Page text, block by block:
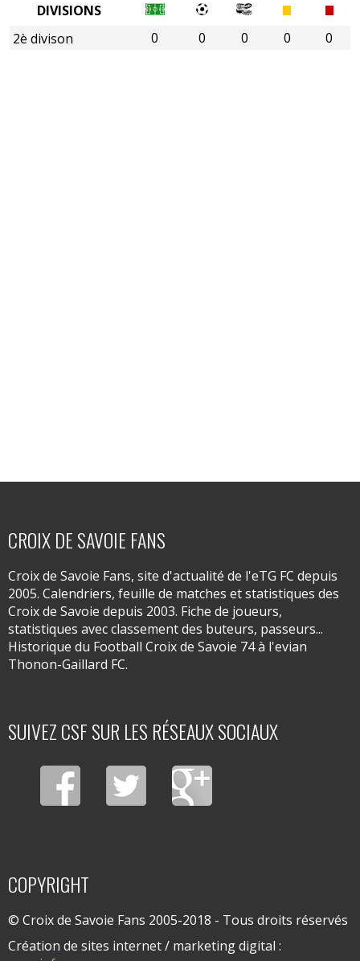
0 0 0 0 0
DIVISIONS
2è divison
CROIX DE SAVOIE FANS
Croix de Savoie Fans, site d'actualité de l'eTG FC depuis
2005. Calendriers, feuille de matches et statistiques des
Croix de Savoie depuis 2003. Fiche de joueurs,
statistiques avec classement des buteurs, passeurs...
Historique du Football Croix de Savoie 74 à l'evian
Thonon-Gaillard FC.
SUIVEZ CSF SUR LES RÉSEAUX SOCIAUX
COPYRIGHT
© Croix de Savoie Fans 2005-2018 - Tous droits réservés
Création de sites internet / marketing digital :